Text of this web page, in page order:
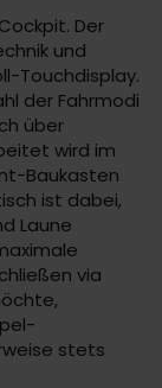
Der
und
Touchdisplay.
der Fahrmodi
über
wird im
Baukasten
ist dabei,
Laune
via
stets